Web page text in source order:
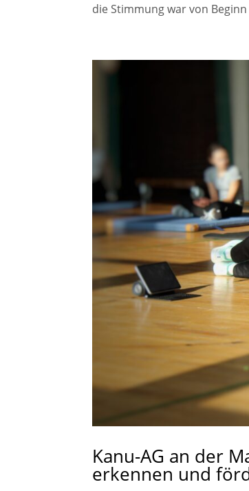
die Stimmung war von
Kanu-AG an der
erkennen und